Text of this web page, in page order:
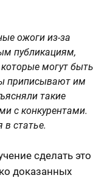
ожоги из-за
публикациям,
могут быть
приписывают им
такие
с конкурентами.
статье.
сделать это
доказанных